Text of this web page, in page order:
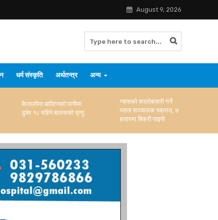
August 9, 2026
धर्म संस्कृति अर्थतन्त्र अन्य
ग्यासको कालोबजारी गर्ने
पसल सञ्चालक पक्राउ, ७
सुनसरीमा ४१८ किलो
गाँजासहित चार जना पक्राउ